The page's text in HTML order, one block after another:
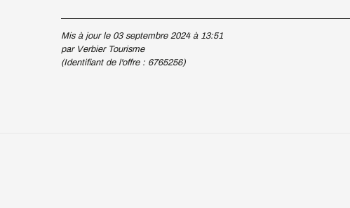
Mis à jour le 03 septembre 2024 à 13:51
par Verbier Tourisme
(Identifiant de l'offre : 6765256)